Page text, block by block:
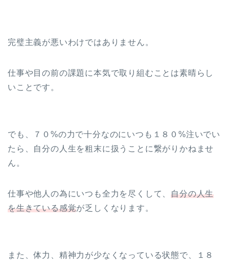
完璧主義が悪いわけではありません。
仕事や目の前の課題に本気で取り組むことは素晴らし
いことです。
でも、７０%の力で十分なのにいつも１８０%注いでい
たら、自分の人生を粗末に扱うことに繋がりかねませ
ん。
仕事や他人の為にいつも全力を尽くして、自分の人生
を生きている感覚が乏しくなります。
また、体力、精神力が少なくなっている状態で、１８